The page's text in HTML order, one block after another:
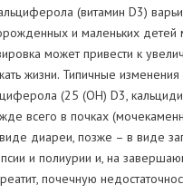
(витамин D3)
и маленьких детей
может привести к
жизни. Типичные
(25 (OH) D3,
всего в почках
диареи, позже – в виде
и полиурии и, на
почечную